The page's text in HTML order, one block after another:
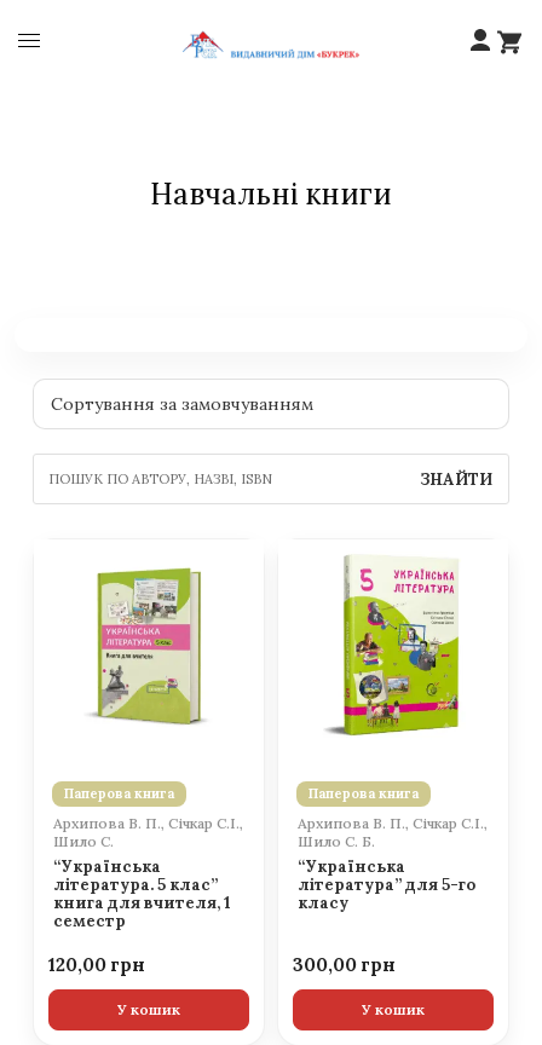
Навчальні книги
ЗНАЙТИ
Паперова книга
Архипова В. П., Січкар С.І.,
Шило С.
“Українська
література. 5 клас”
книга для вчителя, 1
семестр
120,00
У кошик
Паперова книга
Архипова В. П., Січкар С.І.,
Шило С. Б.
“Українська
література” для 5-го
класу
300,00
У кошик